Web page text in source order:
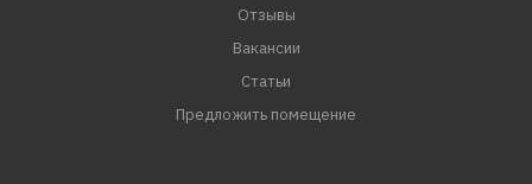
Отзывы
Вакансии
Статьи
Предложить помещение